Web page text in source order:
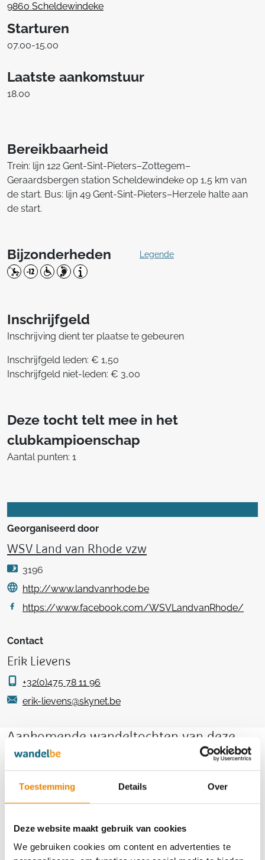
Toestemming Details Over
Deze website maakt gebruik van cookies
We gebruiken cookies om content en advertenties te
9860 Scheldewindeke
Starturen
07.00-15.00
Laatste aankomstuur
18.00
Bereikbaarheid
Trein: lijn 122 Gent-Sint-Pieters–Zottegem–
Geraardsbergen station Scheldewindeke op 1,5 km van
de start. Bus: lijn 49 Gent-Sint-Pieters–Herzele halte aan
de start.
Bijzonderheden Legende
Inschrijfgeld
Inschrijving dient ter plaatse te gebeuren
Inschrijfgeld leden: € 1,50
Inschrijfgeld niet-leden: € 3,00
Deze tocht telt mee in het
clubkampioenschap
Aantal punten: 1
Georganiseerd door
WSV Land van Rhode vzw
3196
http://www.landvanrhode.be
https://www.facebook.com/WSVLandvanRhode/
Contact
Erik Lievens
+32(0)475 78 11 96
erik-lievens@skynet.be
Aankomende wandeltochten van deze
club
8e Oogsttocht
6 km 10 km 14 km 18 km 21 km